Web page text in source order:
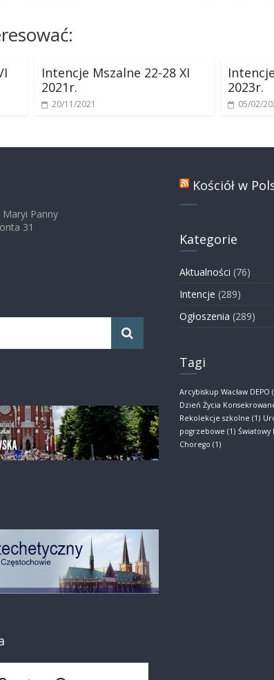
Intencje Mszalne 22-28 XI
2021r.
20/11/2021
2023r.
05/02/
Panny
31
Kościół w
Kategorie
Aktualności (76)
Intencje (289)
Ogłoszenia (289)
Tagi
Arcybiskup Wacław DEPO
Dzień Życia
Rekolekcje szkolne (1)
pogrzebowe (1) Światowy
Chorego (1)